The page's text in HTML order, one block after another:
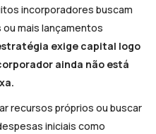
incorporadores buscam
mais lançamentos
exige capital logo
ainda não está
recursos próprios ou buscar
iniciais como